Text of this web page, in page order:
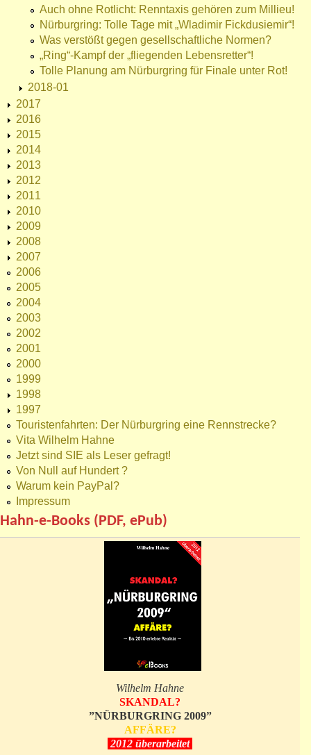
Auch ohne Rotlicht: Renntaxis gehören zum Millieu!
Nürburgring: Tolle Tage mit „Wladimir Fickdusiemir“!
Was verstößt gegen gesellschaftliche Normen?
„Ring“-Kampf der „fliegenden Lebensretter“!
Tolle Planung am Nürburgring für Finale unter Rot!
2018-01
2017
2016
2015
2014
2013
2012
2011
2010
2009
2008
2007
2006
2005
2004
2003
2002
2001
2000
1999
1998
1997
Touristenfahrten: Der Nürburgring eine Rennstrecke?
Vita Wilhelm Hahne
Jetzt sind SIE als Leser gefragt!
Von Null auf Hundert ?
Warum kein PayPal?
Impressum
Hahn-e-Books (PDF, ePub)
Wilhelm Hahne
SKANDAL?
”NÜRBURGRING 2009”
AFFÄRE?
2012 überarbeitet